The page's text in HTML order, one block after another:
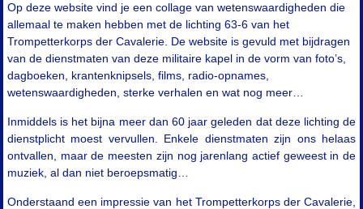
Op deze website vind je een collage van wetenswaardigheden die
allemaal te maken hebben met de lichting 63-6 van het
Trompetterkorps der Cavalerie. De website is gevuld met bijdragen
van de dienstmaten van deze militaire kapel in de vorm van foto’s,
dagboeken, krantenknipsels, films, radio-opnames,
wetenswaardigheden, sterke verhalen en wat nog meer…
Inmiddels is het bijna meer dan 60 jaar geleden dat deze lichting de
dienstplicht moest vervullen. Enkele dienstmaten zijn ons helaas
ontvallen, maar de meesten zijn nog jarenlang actief geweest in de
muziek, al dan niet beroepsmatig…
Onderstaand een impressie van het Trompetterkorps der Cavalerie,